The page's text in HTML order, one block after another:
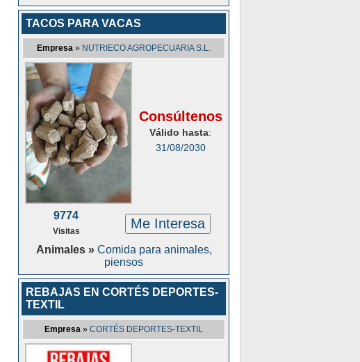
TACOS PARA VACAS
Empresa » NUTRIECO AGROPECUARIA S.L.
Consúltenos
Válido hasta:
31/08/2030
9774
Visitas Me Interesa
Animales » Comida para animales,
piensos
REBAJAS EN CORTÉS DEPORTES-
TEXTIL
Empresa » CORTÉS DEPORTES-TEXTIL